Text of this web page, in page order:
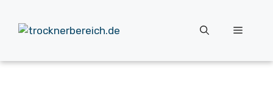
Inhalt
springen
Menü